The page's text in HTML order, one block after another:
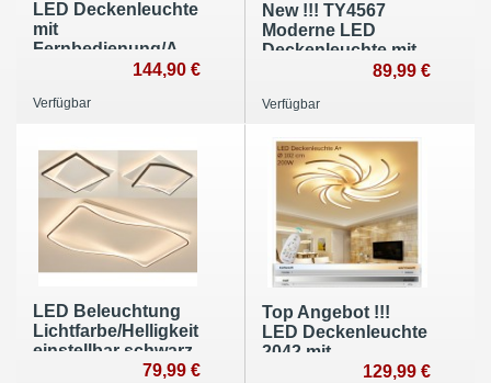
LED Deckenleuchte
mit
Fernbedienung/App
Lichtfarbe/Helligkeit
Rahmen und
144,90 €
Verfügbar
New !!! TY4567
Moderne LED
Deckenleuchte mit
Fernbedienung
Lichtfarbe/Helligkeit
89,99 €
Verfügbar
LED Beleuchtung
Lichtfarbe/Helligkeit
einstellbar schwarz
weiß lackierter79,99 €
Top Angebot !!!
LED Deckenleuchte
2042 mit
Fernbedienung129,99 €